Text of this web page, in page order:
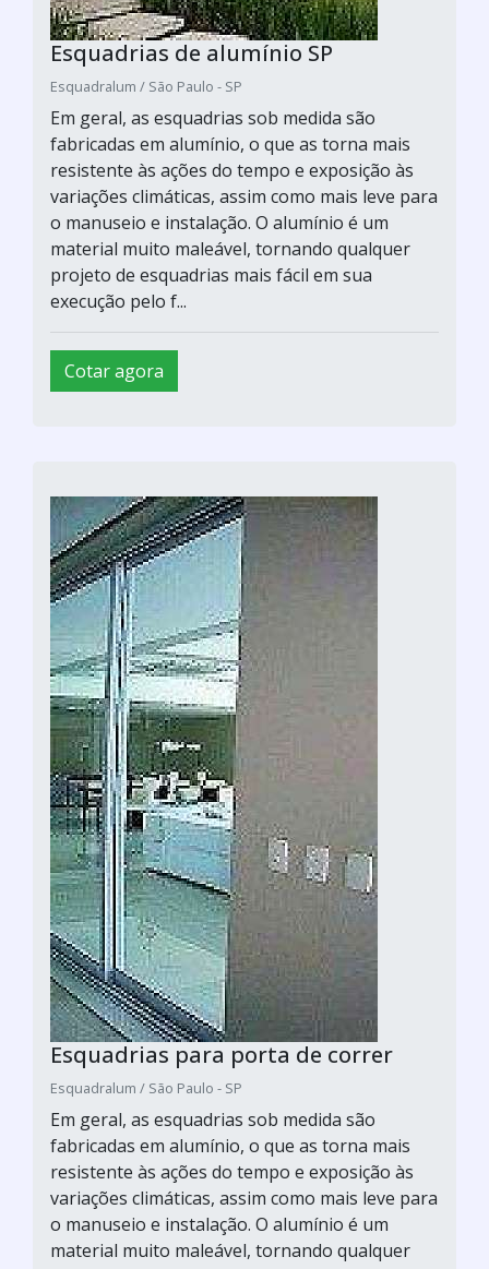
Esquadrias de alumínio SP
Esquadralum / São Paulo - SP
Em geral, as esquadrias sob medida são
fabricadas em alumínio, o que as torna mais
resistente às ações do tempo e exposição às
variações climáticas, assim como mais leve para
o manuseio e instalação. O alumínio é um
material muito maleável, tornando qualquer
projeto de esquadrias mais fácil em sua
execução pelo f...
Cotar agora
Esquadrias para porta de correr
Esquadralum / São Paulo - SP
Em geral, as esquadrias sob medida são
fabricadas em alumínio, o que as torna mais
resistente às ações do tempo e exposição às
variações climáticas, assim como mais leve para
o manuseio e instalação. O alumínio é um
material muito maleável, tornando qualquer